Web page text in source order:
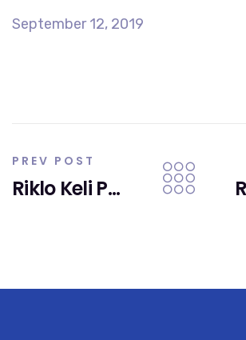
September 12, 2019
navigation
PREV POST
Riklo Keli Pikon